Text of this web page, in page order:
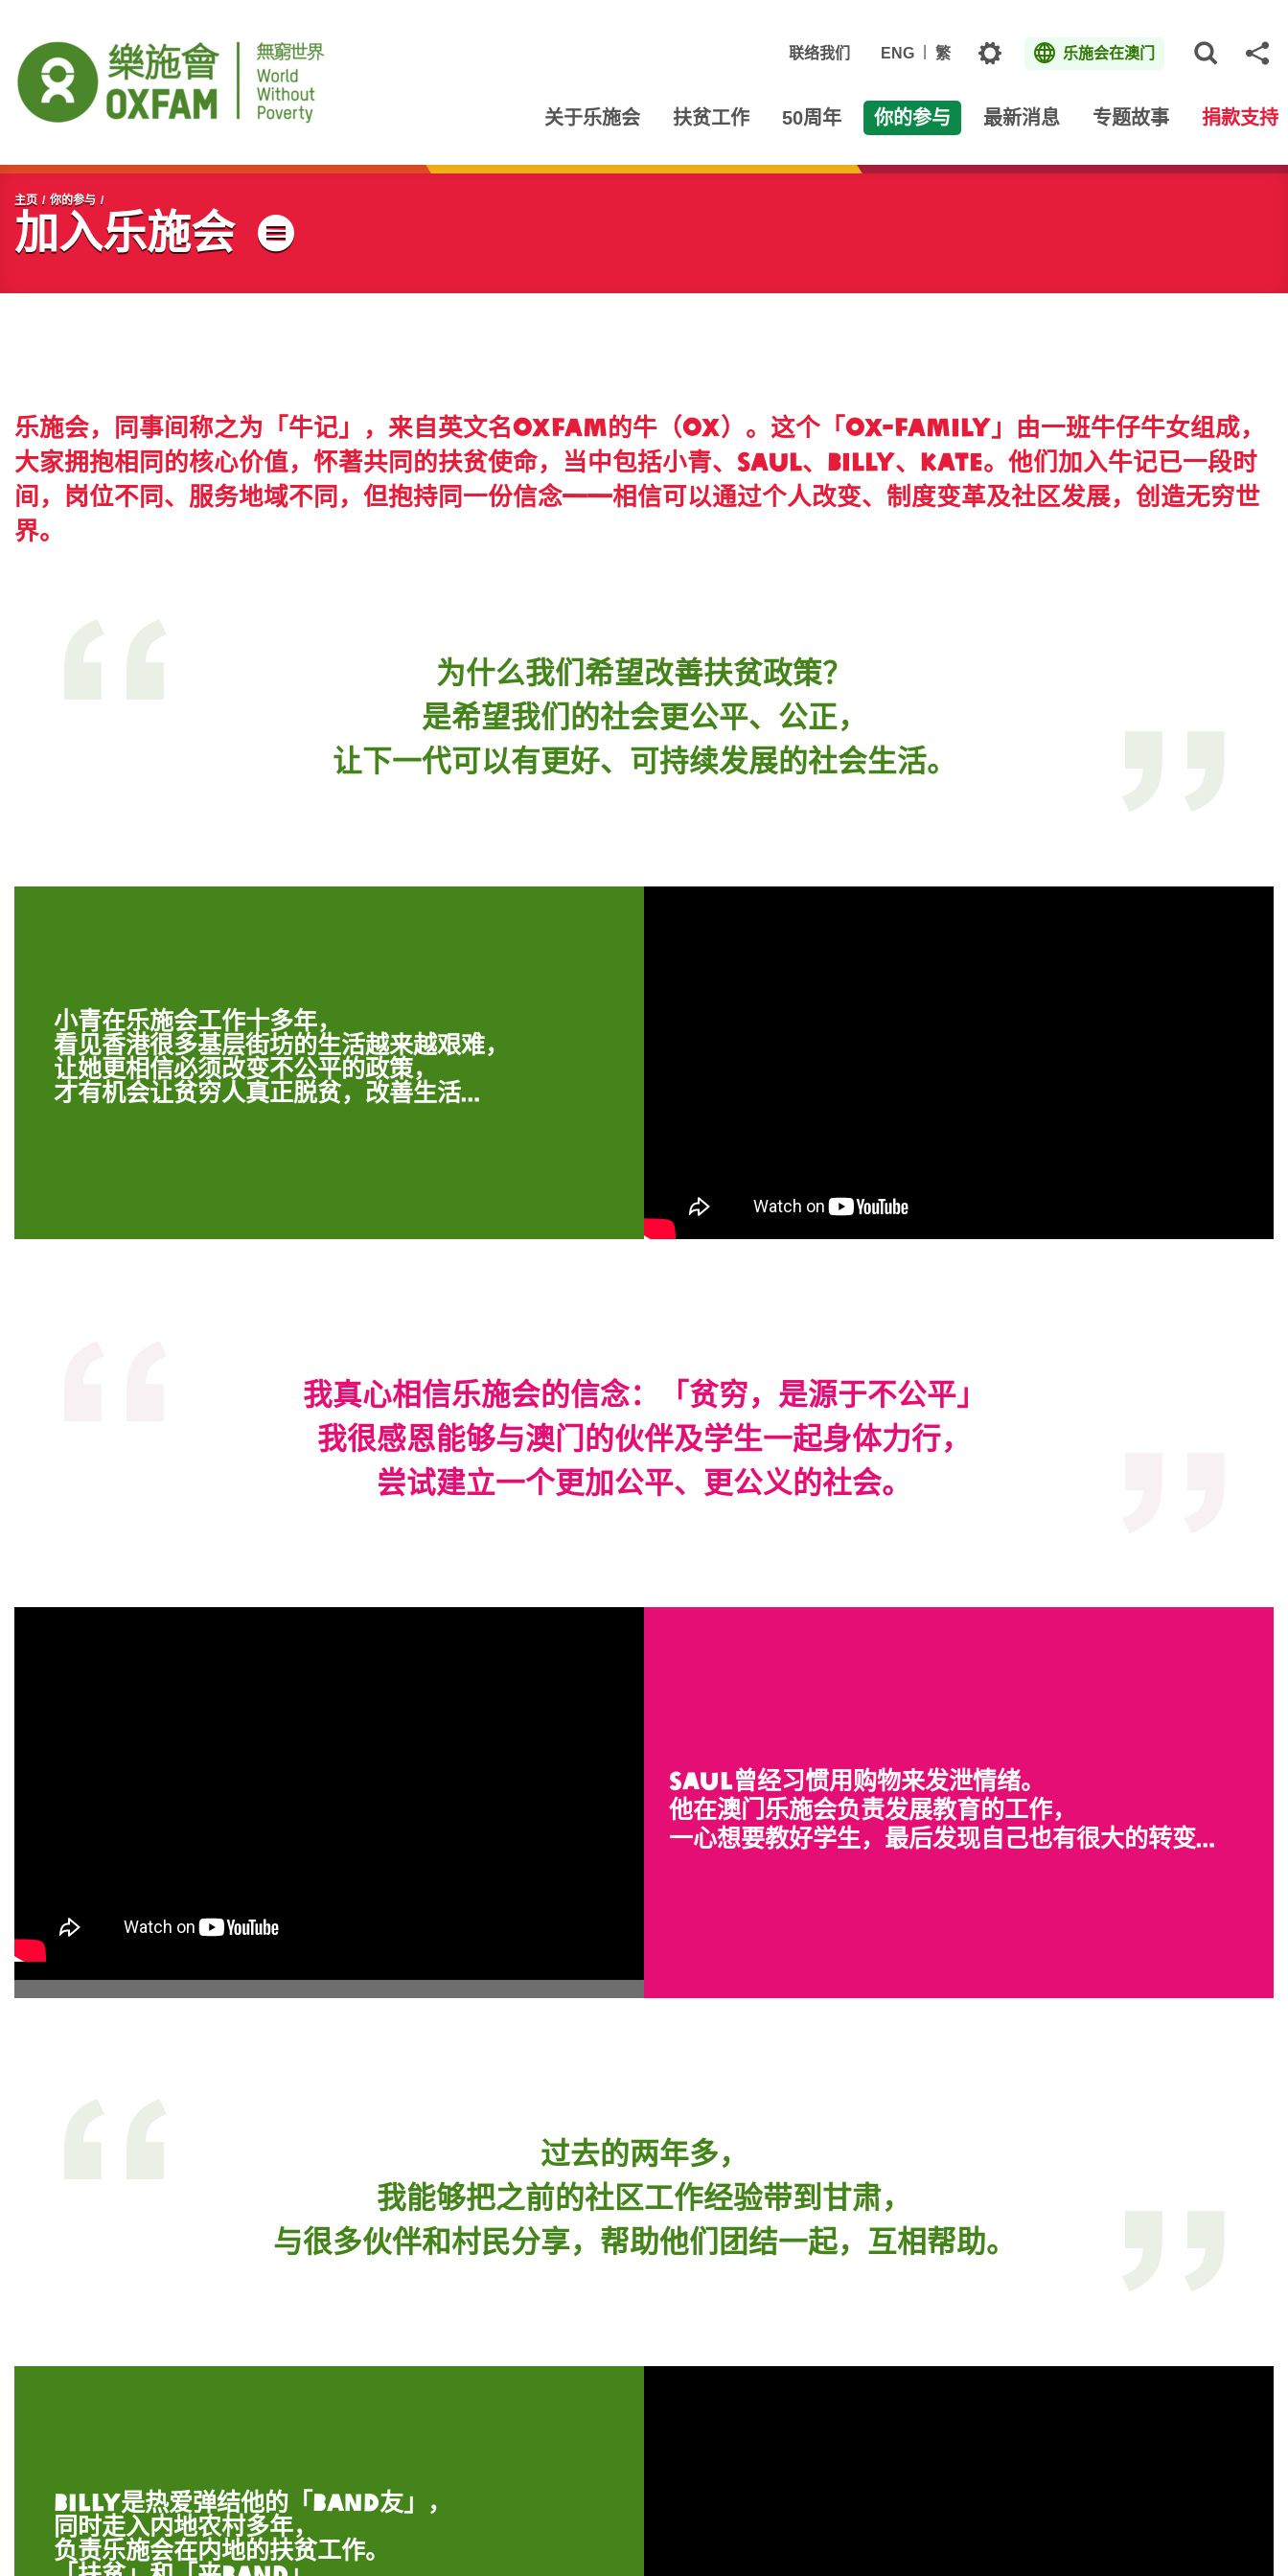
联络我们 ENG 繁 主题 乐施会在澳门
关于乐施会 扶贫工作 50周年 你的参与 最新消息 专题故事 捐款支持
开始主要内容
主页 你的参与
加入乐施会 菜单
乐施会，同事间称之为「牛记」，来自英文名Oxfam的牛（Ox）。这个「Ox-family」由一班牛仔牛女组成，
大家拥抱相同的核心价值，怀著共同的扶贫使命，当中包括小青、Saul、Billy、Kate。他们加入牛记已一段时
间，岗位不同、服务地域不同，但抱持同一份信念——相信可以通过个人改变、制度变革及社区发展，创造无穷世
界。
为什么我们希望改善扶贫政策？
是希望我们的社会更公平、公正，
让下一代可以有更好、可持续发展的社会生活。
小青在乐施会工作十多年，
看见香港很多基层街坊的生活越来越艰难，
让她更相信必须改变不公平的政策，
才有机会让贫穷人真正脱贫，改善生活…
我真心相信乐施会的信念：「贫穷，是源于不公平」
我很感恩能够与澳门的伙伴及学生一起身体力行，
尝试建立一个更加公平、更公义的社会。
Saul曾经习惯用购物来发泄情绪。
他在澳门乐施会负责发展教育的工作，
一心想要教好学生，最后发现自己也有很大的转变…
过去的两年多，
我能够把之前的社区工作经验带到甘肃，
与很多伙伴和村民分享，帮助他们团结一起，互相帮助。
Billy是热爱弹结他的「Band友」，
同时走入内地农村多年，
负责乐施会在内地的扶贫工作。